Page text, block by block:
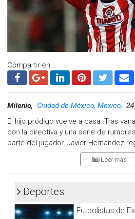
Compartir en:
Milenio, Ciudad de México, Mexico,
El hijo pródigo vuelve a casa. Tras
con la directiva y una serie de
parte del jugador, Javier Hernández
disputar el torneo Clausura 2024 de la
Chicharito vuelve al futbol mexicano
disputó su último partido el pasado 8
al Real Salt Lake. Esa vez salió de
tras sufrir una rotura de ligamento
Leer más
Deportes
Futbolistas de